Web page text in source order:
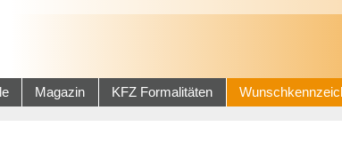
Magazin KFZ Formalitäten